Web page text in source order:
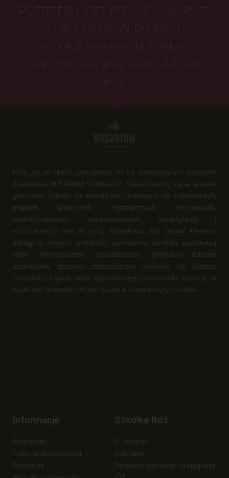
POTRZEBUJESZ POMOCY? NAPISZ
LUB ZADZWOŃ DO NAS!
SKLEP@ROSARIUM.COM.PL
+48 509 465 891,
+48 509 465
893
Róże już od blisko czterdziestu lat są podstawowym obszarem
działalności ROSARIUM Szkółki Róż. Specjalizujemy się w uprawie
gatunków i odmian róż naturalnych, parkowych, róż historycznych,
pnących, angielskich, nostalgicznych, okrywowych,
wielkokwiatowych, wielokwiatowych, kanadyjskich i
miniaturowych oraz do patio. Dodatkowo, aby ułatwić klientom
dostęp do naszych produktów, prowadzimy sprzedaż wysyłkową
roślin. Piętnastoletnie doświadczenie, optymalnie dobrane
opakowania, staranne zabezpieczenie krzewów róż podczas
transportu, a także dobór odpowiedniego przewoźnika sprawia, że
większość przesyłek dociera do celu w nienaruszonym stanie.
Informacje
Regulamin
Polityka prywatności
Sprzedaż
Szkółka Róż
O szkółce
Odmiany
Poradnik sadzenia i pielęgnacji
róż